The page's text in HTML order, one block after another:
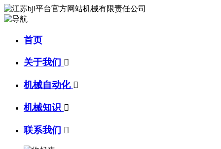
首页
关于我们 
机械自动化 
机械知识 
联系我们 